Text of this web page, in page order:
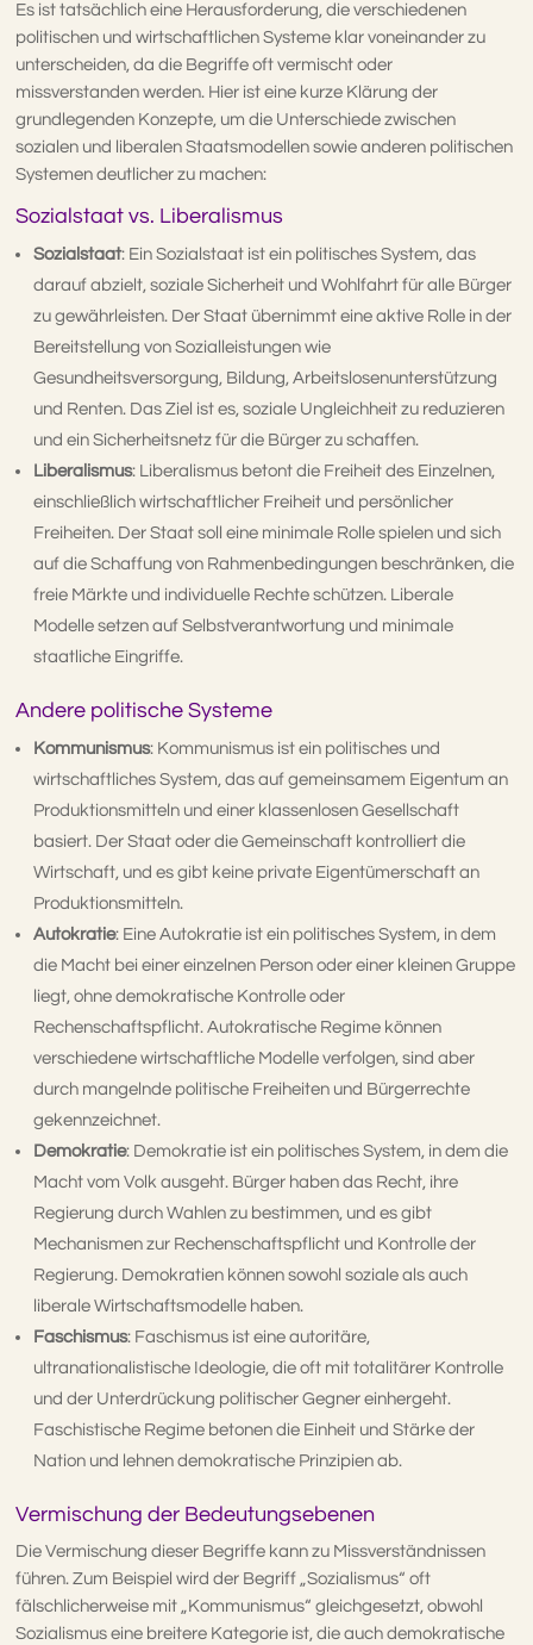
Es ist tatsächlich eine Herausforderung, die verschiedenen
politischen und wirtschaftlichen Systeme klar voneinander zu
unterscheiden, da die Begriffe oft vermischt oder
missverstanden werden. Hier ist eine kurze Klärung der
grundlegenden Konzepte, um die Unterschiede zwischen
sozialen und liberalen Staatsmodellen sowie anderen politischen
Systemen deutlicher zu machen:
Sozialstaat vs. Liberalismus
Sozialstaat: Ein Sozialstaat ist ein politisches System, das
darauf abzielt, soziale Sicherheit und Wohlfahrt für alle Bürger
zu gewährleisten. Der Staat übernimmt eine aktive Rolle in der
Bereitstellung von Sozialleistungen wie
Gesundheitsversorgung, Bildung, Arbeitslosenunterstützung
und Renten. Das Ziel ist es, soziale Ungleichheit zu reduzieren
und ein Sicherheitsnetz für die Bürger zu schaffen.
Liberalismus: Liberalismus betont die Freiheit des Einzelnen,
einschließlich wirtschaftlicher Freiheit und persönlicher
Freiheiten. Der Staat soll eine minimale Rolle spielen und sich
auf die Schaffung von Rahmenbedingungen beschränken, die
freie Märkte und individuelle Rechte schützen. Liberale
Modelle setzen auf Selbstverantwortung und minimale
staatliche Eingriffe.
Andere politische Systeme
Kommunismus: Kommunismus ist ein politisches und
wirtschaftliches System, das auf gemeinsamem Eigentum an
Produktionsmitteln und einer klassenlosen Gesellschaft
basiert. Der Staat oder die Gemeinschaft kontrolliert die
Wirtschaft, und es gibt keine private Eigentümerschaft an
Produktionsmitteln.
Autokratie: Eine Autokratie ist ein politisches System, in dem
die Macht bei einer einzelnen Person oder einer kleinen Gruppe
liegt, ohne demokratische Kontrolle oder
Rechenschaftspflicht. Autokratische Regime können
verschiedene wirtschaftliche Modelle verfolgen, sind aber
durch mangelnde politische Freiheiten und Bürgerrechte
gekennzeichnet.
Demokratie: Demokratie ist ein politisches System, in dem die
Macht vom Volk ausgeht. Bürger haben das Recht, ihre
Regierung durch Wahlen zu bestimmen, und es gibt
Mechanismen zur Rechenschaftspflicht und Kontrolle der
Regierung. Demokratien können sowohl soziale als auch
liberale Wirtschaftsmodelle haben.
Faschismus: Faschismus ist eine autoritäre,
ultranationalistische Ideologie, die oft mit totalitärer Kontrolle
und der Unterdrückung politischer Gegner einhergeht.
Faschistische Regime betonen die Einheit und Stärke der
Nation und lehnen demokratische Prinzipien ab.
Vermischung der Bedeutungsebenen
Die Vermischung dieser Begriffe kann zu Missverständnissen
führen. Zum Beispiel wird der Begriff „Sozialismus“ oft
fälschlicherweise mit „Kommunismus“ gleichgesetzt, obwohl
Sozialismus eine breitere Kategorie ist, die auch demokratische